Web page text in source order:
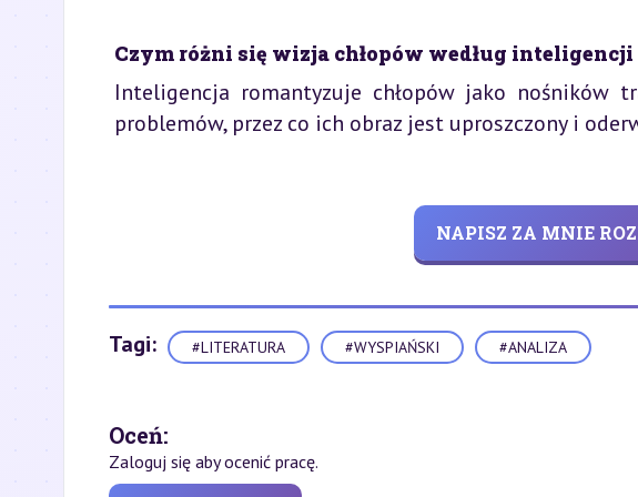
Czym różni się wizja chłopów według
Inteligencja romantyzuje chłopów jako nośników
problemów, przez co ich obraz jest uproszczony i
NAPISZ ZA MNIE
Tagi: #LITERATURA #WYSPIAŃSKI #ANALIZA
Oceń:
Zaloguj się aby ocenić pracę.